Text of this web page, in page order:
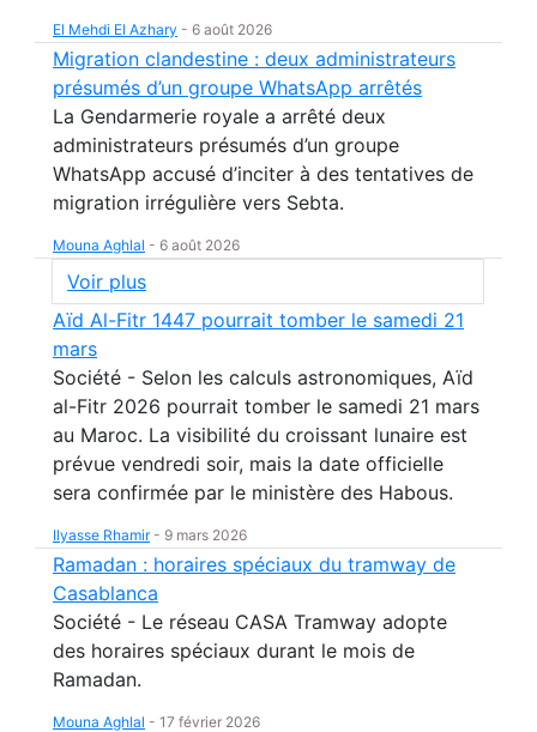
El Mehdi El Azhary - 6 août 2026
Migration clandestine : deux administrateurs
présumés d’un groupe WhatsApp arrêtés
La Gendarmerie royale a arrêté deux
administrateurs présumés d’un groupe
WhatsApp accusé d’inciter à des tentatives de
migration irrégulière vers Sebta.
Mouna Aghlal - 6 août 2026
Voir plus
Aïd Al-Fitr 1447 pourrait tomber le samedi 21
mars
Société - Selon les calculs astronomiques, Aïd
al-Fitr 2026 pourrait tomber le samedi 21 mars
au Maroc. La visibilité du croissant lunaire est
prévue vendredi soir, mais la date officielle
sera confirmée par le ministère des Habous.
Ilyasse Rhamir- 9 mars 2026
Ramadan : horaires spéciaux du tramway de
Casablanca
Société - Le réseau CASA Tramway adopte
des horaires spéciaux durant le mois de
Ramadan.
Mouna Aghlal - 17 février 2026